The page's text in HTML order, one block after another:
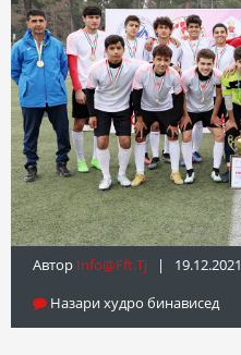
Автор Info@fft.tj | 19.12.2021
Назари худро бинависед